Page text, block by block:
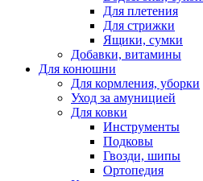
Для плетения
Для стрижки
Ящики, сумки
Добавки, витамины
Для конюшни
Для кормления, уборки
Уход за амуницией
Для ковки
Инструменты
Подковы
Гвозди, шипы
Ортопедия